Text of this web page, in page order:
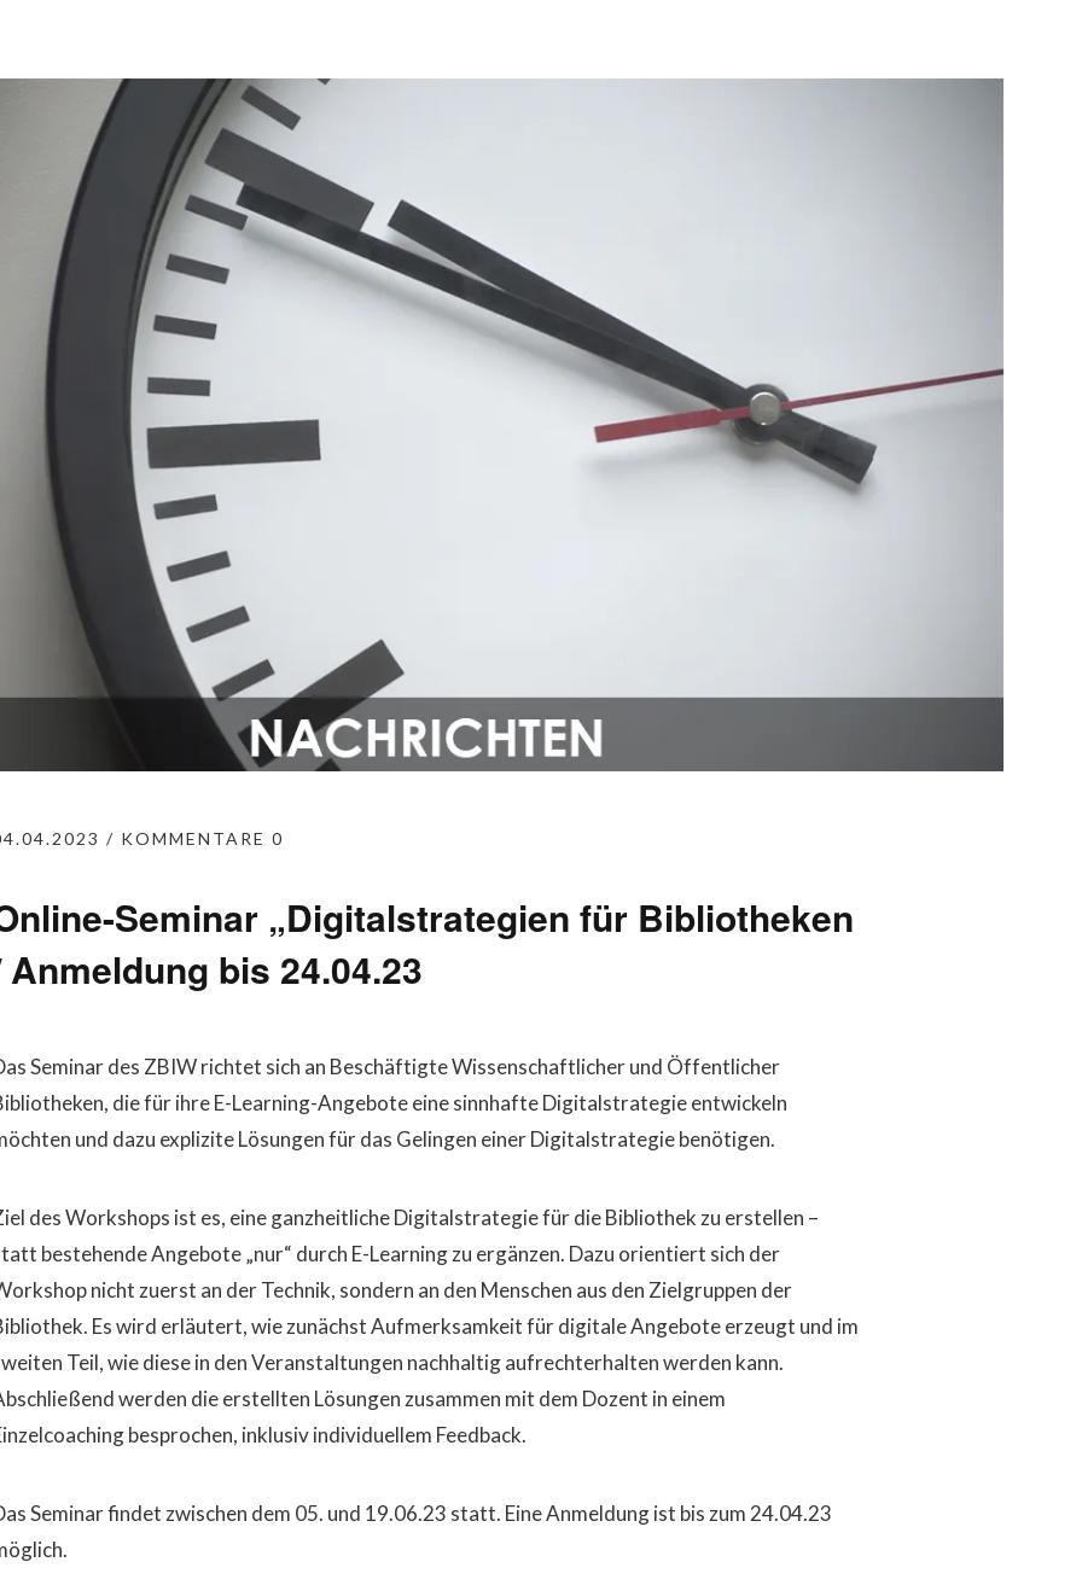
KOMMENTARE 0
Seminar „Digitalstrategien für Bibliotheken
Anmeldung bis 24.04.23
Seminar des ZBIW richtet sich an Beschäftigte Wissenschaftlicher und Öffentlicher
die für ihre E-Learning-Angebote eine sinnhafte Digitalstrategie entwickeln
und dazu explizite Lösungen für das Gelingen einer Digitalstrategie benötigen.
des Workshops ist es, eine ganzheitliche Digitalstrategie für die Bibliothek zu erstellen –
bestehende Angebote „nur“ durch E-Learning zu ergänzen. Dazu orientiert sich der
nicht zuerst an der Technik, sondern an den Menschen aus den Zielgruppen der
Es wird erläutert, wie zunächst Aufmerksamkeit für digitale Angebote erzeugt und im
Teil, wie diese in den Veranstaltungen nachhaltig aufrechterhalten werden kann.
werden die erstellten Lösungen zusammen mit dem Dozent in einem
besprochen, inklusiv individuellem Feedback.
Seminar findet zwischen dem 05. und 19.06.23 statt. Eine Anmeldung ist bis zum 24.04.23